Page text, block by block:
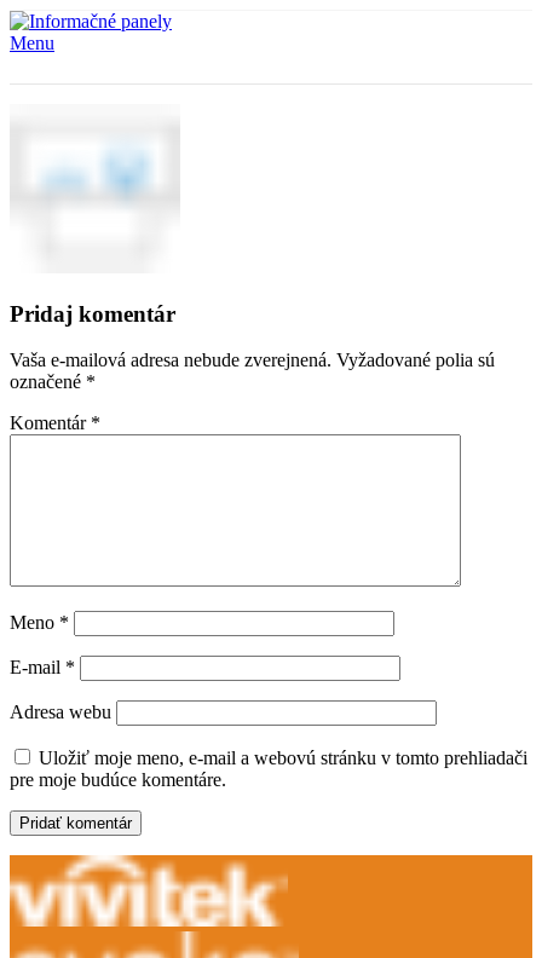
Menu
Pridaj komentár
Vaša e-mailová adresa nebude zverejnená. Vyžadované polia sú
označené *
Komentár *
Meno *
E-mail *
Adresa webu
Uložiť moje meno, e-mail a webovú stránku v tomto prehliadači
pre moje budúce komentáre.